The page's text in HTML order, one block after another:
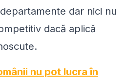
dar nici nu
dacă aplică
nu pot lucra în